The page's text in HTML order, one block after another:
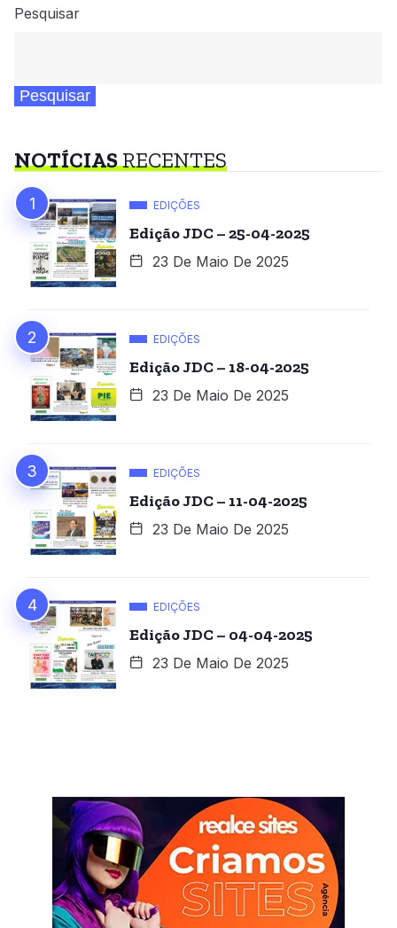
Pesquisar
Pesquisar
NOTÍCIASRECENTES
EDIÇÕES
Edição JDC – 25-04-2025
23 De Maio De 2025
EDIÇÕES
Edição JDC – 18-04-2025
23 De Maio De 2025
EDIÇÕES
Edição JDC – 11-04-2025
23 De Maio De 2025
EDIÇÕES
Edição JDC – 04-04-2025
23 De Maio De 2025